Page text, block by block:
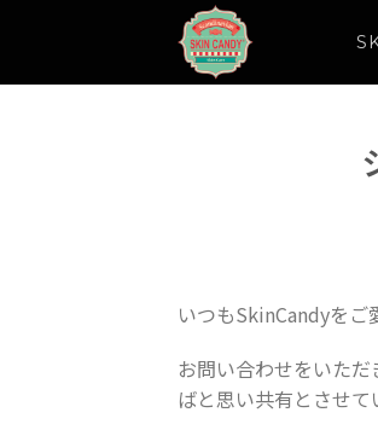
いつもSkinCandyをご
お問い合わせをいた
ばと思い共有とさせて